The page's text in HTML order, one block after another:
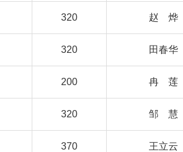
320 赵 烨
320 田春华
200 冉 莲
320 邹 慧
370 王立云